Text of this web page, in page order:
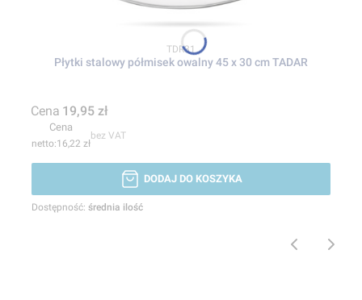
Kod produktu
TDR31
Płytki stalowy półmisek owalny 45 x 30 cm TADAR
Cena 19,95 zł
Cena
16,22 zł
bez VAT
DODAJ DO KOSZYKA
Dostępność: średnia ilość